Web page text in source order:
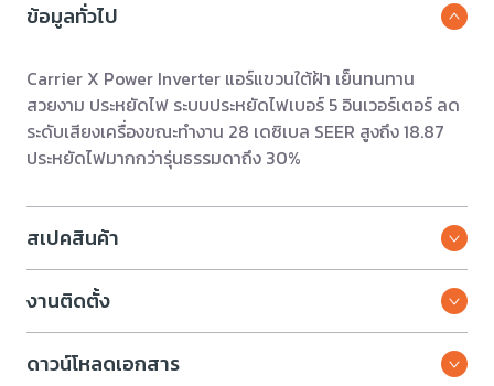
ข้อมูลทั่วไป
Carrier X Power Inverter แอร์แขวนใต้ฝ้า เย็นทนทาน
สวยงาม ประหยัดไฟ ระบบประหยัดไฟเบอร์ 5 อินเวอร์เตอร์ ลด
ระดับเสียงเครื่องขณะทำงาน 28 เดซิเบล SEER สูงถึง 18.87
ประหยัดไฟมากกว่ารุ่นธรรมดาถึง 30%
สเปคสินค้า
งานติดตั้ง
ดาวน์โหลดเอกสาร